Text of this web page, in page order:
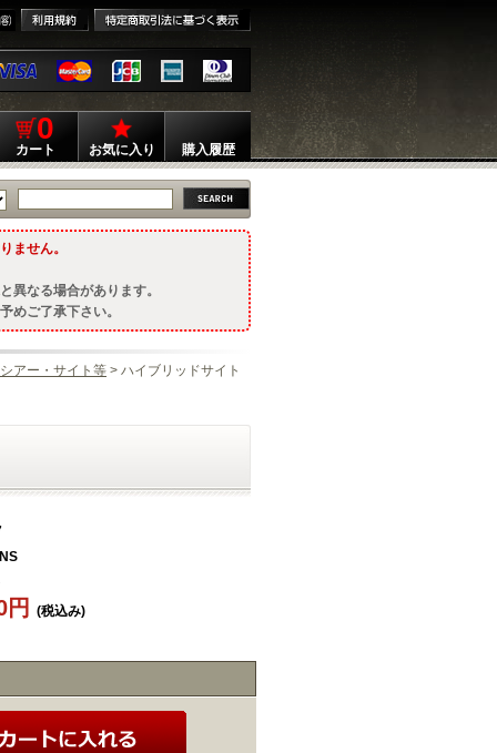
0
カート お気に入り 購入履歴
ません。
異なる場合があります。
めご了承下さい。
アー・サイト等 > ハイブリッドサイト
円
(税込み)